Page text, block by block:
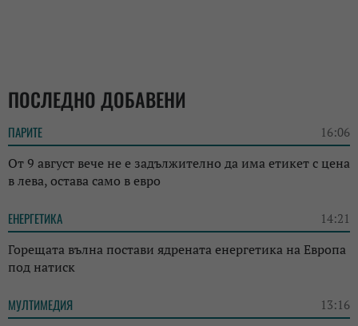
ПОСЛЕДНО ДОБАВЕНИ
ПАРИТЕ 16:06
От 9 август вече не е задължително да има етикет с цена
в лева, остава само в евро
ЕНЕРГЕТИКА 14:21
Горещата вълна постави ядрената енергетика на Европа
под натиск
МУЛТИМЕДИЯ 13:16